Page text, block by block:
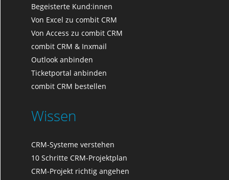
Begeisterte Kund:innen
Von Excel zu combit CRM
Von Access zu combit CRM
combit CRM & Inxmail
Outlook anbinden
Ticketportal anbinden
combit CRM bestellen
Wissen
CRM-Systeme verstehen
10 Schritte CRM-Projektplan
CRM-Projekt richtig angehen